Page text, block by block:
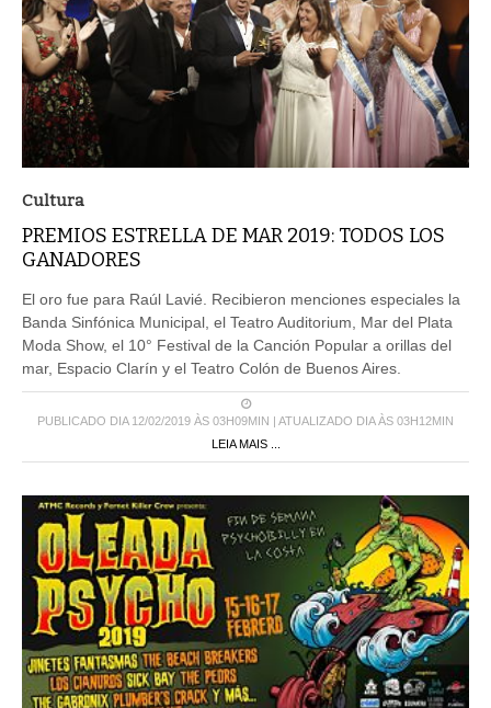
Cultura
PREMIOS ESTRELLA DE MAR 2019: TODOS LOS
GANADORES
El oro fue para Raúl Lavié. Recibieron menciones especiales la
Banda Sinfónica Municipal, el Teatro Auditorium, Mar del Plata
Moda Show, el 10° Festival de la Canción Popular a orillas del
mar, Espacio Clarín y el Teatro Colón de Buenos Aires.
PUBLICADO DIA 12/02/2019 ÀS 03H09MIN | ATUALIZADO DIA ÀS 03H12MIN
LEIA MAIS ...